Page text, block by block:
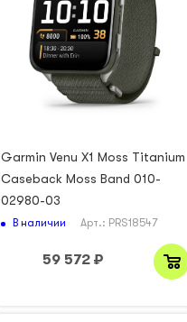
Garmin Venu X1 Moss Titanium
Caseback Moss Band 010-
02980-03
В наличии Арт.: PRS18547
59 572₽